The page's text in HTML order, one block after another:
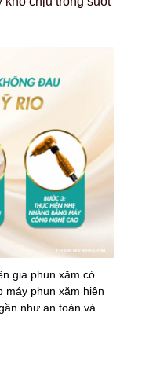
gia phun xăm có
máy phun xăm hiện
như an toàn và